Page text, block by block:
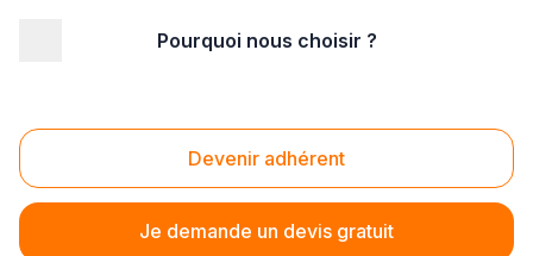
Pourquoi nous choisir ?
Devenir adhérent
Je demande un devis gratuit